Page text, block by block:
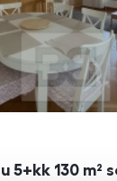
5+kk 130 m²